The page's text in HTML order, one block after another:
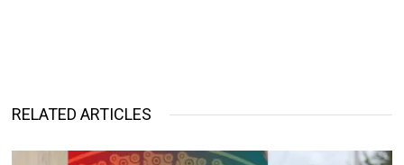
RELATED ARTICLES